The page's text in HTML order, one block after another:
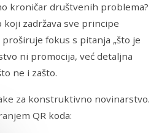
kroničar društvenih problema?
koji zadržava sve principe
fokus s pitanja „što je
ni promocija, već detaljna
ne i zašto.
za konstruktivno novinarstvo.
QR koda: